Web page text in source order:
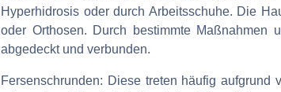
Hyperhidrosis oder durch Arbeitsschuhe. Die
oder Orthosen. Durch bestimmte
abgedeckt und verbunden.
Fersenschrunden: Diese treten häufig